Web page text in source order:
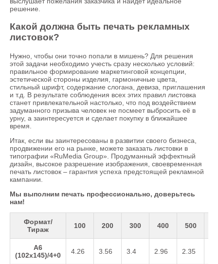
решение.
Какой должна быть печать рекламных
листовок?
Нужно, чтобы они точно попали в мишень? Для решения
этой задачи необходимо учесть сразу несколько условий:
правильное формирование маркетинговой концепции,
эстетической стороны изделия, гармоничные цвета,
стильный шрифт, содержание слогана, девиза, приглашения
и т.д. В результате соблюдения всех этих правил листовка
станет привлекательной настолько, что под воздействием
задуманного призыва человек не посмеет выбросить её в
урну, а заинтересуется и сделает покупку в ближайшее
время.
Итак, если вы заинтересованы в развитии своего бизнеса,
продвижении его на рынке, можете заказать листовки в
типографии «RuMedia Group». Продуманный эффектный
дизайн, высокое разрешение изображения, своевременная
печать листовок – гарантия успеха предстоящей рекламной
кампании.
Мы выполним печать профессионально, доверьтесь
нам!
Формат/
Тираж
100 200 300 400 500
А6
(102х145)/4+0
4.26 3.56 3.4 2.96 2.35